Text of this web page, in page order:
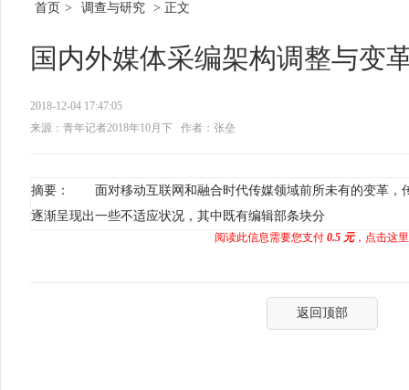
首页 > 调查与研究 > 正文
国内外媒体采编架构调整与变
2018-12-04 17:47:05
来源：青年记者2018年10月下
作者：张垒
摘要： 面对移动互联网和融合时代传媒领域前所未有的变革，
逐渐呈现出一些不适应状况，其中既有编辑部条块分
阅读此信息需要您支付 0.5 元，点击这
返回顶部